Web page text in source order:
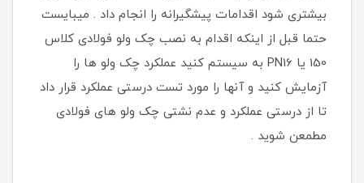
بیشتری شود اقدامات پیشگیرانه را انجام داد . میبایست
حتما قبل از اینکه اقدام به نصب چک ولو فولادی کلاس
150 یا PN16 به سیستم کنید عملکرد چک ولو ها را
آزمایش کنید و آنها را مورد تست درستی عملکرد قرار داد
تا از درستی عملکرد و عدم نشتی چک ولو های فولادی
مطمعن شوید .